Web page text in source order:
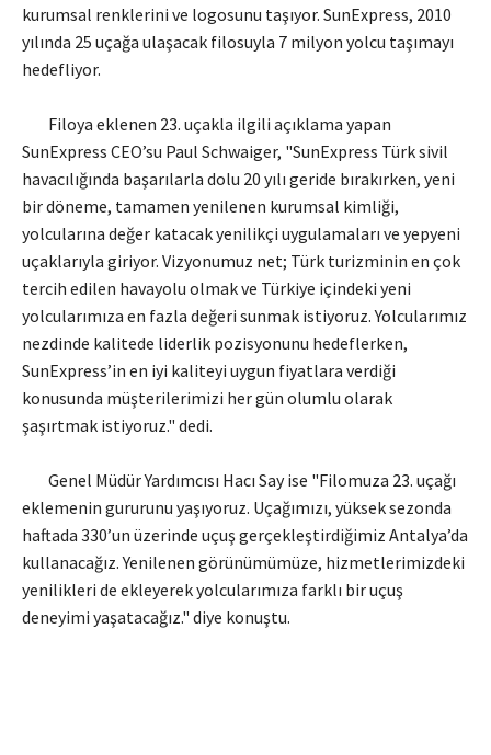
kurumsal renklerini ve logosunu taşıyor. SunExpress, 2010
yılında 25 uçağa ulaşacak filosuyla 7 milyon yolcu taşımayı
hedefliyor.
Filoya eklenen 23. uçakla ilgili açıklama yapan
SunExpress CEO’su Paul Schwaiger, "SunExpress Türk sivil
havacılığında başarılarla dolu 20 yılı geride bırakırken, yeni
bir döneme, tamamen yenilenen kurumsal kimliği,
yolcularına değer katacak yenilikçi uygulamaları ve yepyeni
uçaklarıyla giriyor. Vizyonumuz net; Türk turizminin en çok
tercih edilen havayolu olmak ve Türkiye içindeki yeni
yolcularımıza en fazla değeri sunmak istiyoruz. Yolcularımız
nezdinde kalitede liderlik pozisyonunu hedeflerken,
SunExpress’in en iyi kaliteyi uygun fiyatlara verdiği
konusunda müşterilerimizi her gün olumlu olarak
şaşırtmak istiyoruz." dedi.
Genel Müdür Yardımcısı Hacı Say ise "Filomuza 23. uçağı
eklemenin gururunu yaşıyoruz. Uçağımızı, yüksek sezonda
haftada 330’un üzerinde uçuş gerçekleştirdiğimiz Antalya’da
kullanacağız. Yenilenen görünümümüze, hizmetlerimizdeki
yenilikleri de ekleyerek yolcularımıza farklı bir uçuş
deneyimi yaşatacağız." diye konuştu.